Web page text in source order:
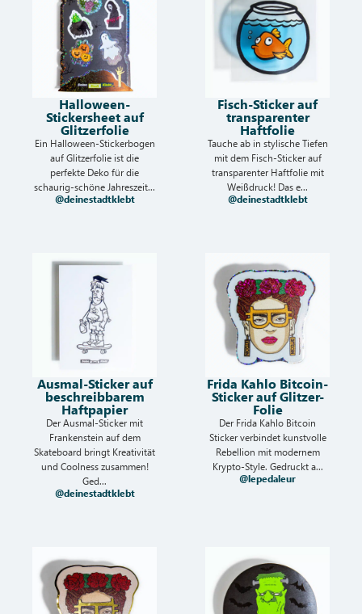
Halloween-
Stickersheet auf
Glitzerfolie
Ein Halloween-Stickerbogen
auf Glitzerfolie ist die
perfekte Deko für die
schaurig-schöne Jahreszeit...
@deinestadtklebt
Fisch-Sticker auf
transparenter
Haftfolie
Tauche ab in stylische Tiefen
mit dem Fisch-Sticker auf
transparenter Haftfolie mit
Weißdruck! Das e...
@deinestadtklebt
Ausmal-Sticker auf
beschreibbarem
Haftpapier
Der Ausmal-Sticker mit
Frankenstein auf dem
Skateboard bringt Kreativität
und Coolness zusammen!
Ged...
@deinestadtklebt
Frida Kahlo Bitcoin-
Sticker auf Glitzer-
Folie
Der Frida Kahlo Bitcoin
Sticker verbindet kunstvolle
Rebellion mit modernem
Krypto-Style. Gedruckt a...
@lepedaleur